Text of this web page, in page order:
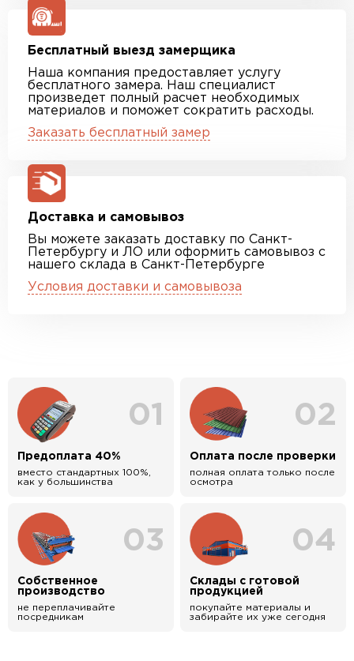
Бесплатный выезд замерщика
Наша компания предоставляет услугу
бесплатного замера. Наш специалист
произведет полный расчет необходимых
материалов и поможет сократить расходы.
Заказать бесплатный замер
Доставка и самовывоз
Вы можете заказать доставку по Санкт-
Петербургу и ЛО или оформить самовывоз с
нашего склада в Санкт-Петербурге
Условия доставки и самовывоза
01
Предоплата 40%
вместо стандартных 100%,
как у большинства
02
Оплата после проверки
полная оплата только после
осмотра
03
Собственное
производство
не переплачивайте
посредникам
04
Склады с готовой
продукцией
покупайте материалы и
забирайте их уже сегодня